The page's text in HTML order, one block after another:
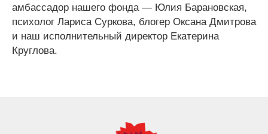
амбассадор нашего фонда — Юлия Барановская,
психолог Лариса Суркова, блогер Оксана Дмитрова
и наш исполнительный директор Екатерина
Круглова.